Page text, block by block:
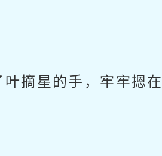
摘星的手，牢牢摁在